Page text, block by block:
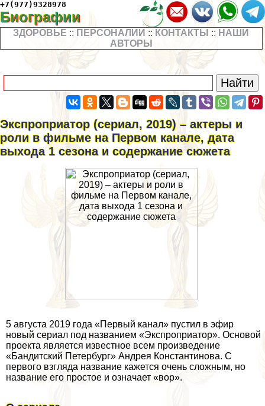
+7(977)9328978
Биографии
ЗДОРОВЬЕ :: ПЕРСОНАЛИИ :: КОНТАКТЫ :: НАШИ
АВТОРЫ
Экспроприатор (сериал, 2019) – актеры и
роли в фильме на Первом канале, дата
выхода 1 сезона и содержание сюжета
5 августа 2019 года «Первый канал» пустил в эфир
новый сериал под названием «Экспроприатор». Основой
проекта является известное всем произведение
«Бандитский Петербург» Андрея Константинова. С
первого взгляда название кажется очень сложным, но
название его простое и означает «вор».